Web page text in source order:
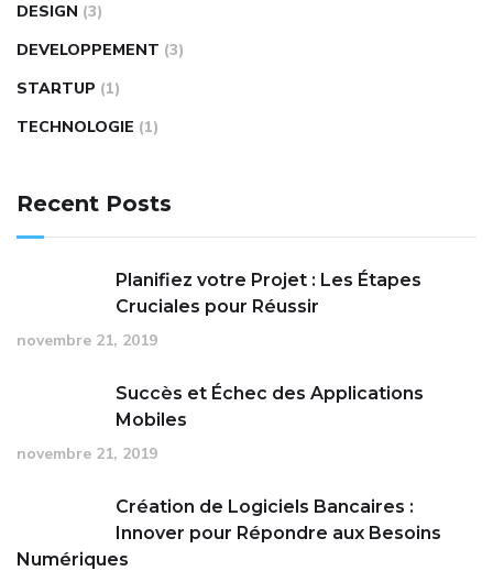
DESIGN (3)
DEVELOPPEMENT (3)
STARTUP (1)
TECHNOLOGIE (1)
Recent Posts
Planifiez votre Projet : Les Étapes
Cruciales pour Réussir
novembre 21, 2019
Succès et Échec des Applications
Mobiles
novembre 21, 2019
Création de Logiciels Bancaires :
Innover pour Répondre aux Besoins
Numériques